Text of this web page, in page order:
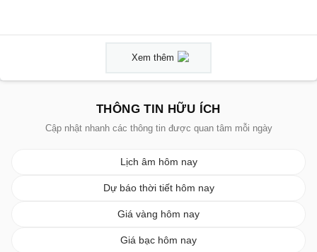
Xem thêm
THÔNG TIN HỮU ÍCH
Cập nhật nhanh các thông tin được quan tâm mỗi ngày
Lịch âm hôm nay
Dự báo thời tiết hôm nay
Giá vàng hôm nay
Giá bạc hôm nay